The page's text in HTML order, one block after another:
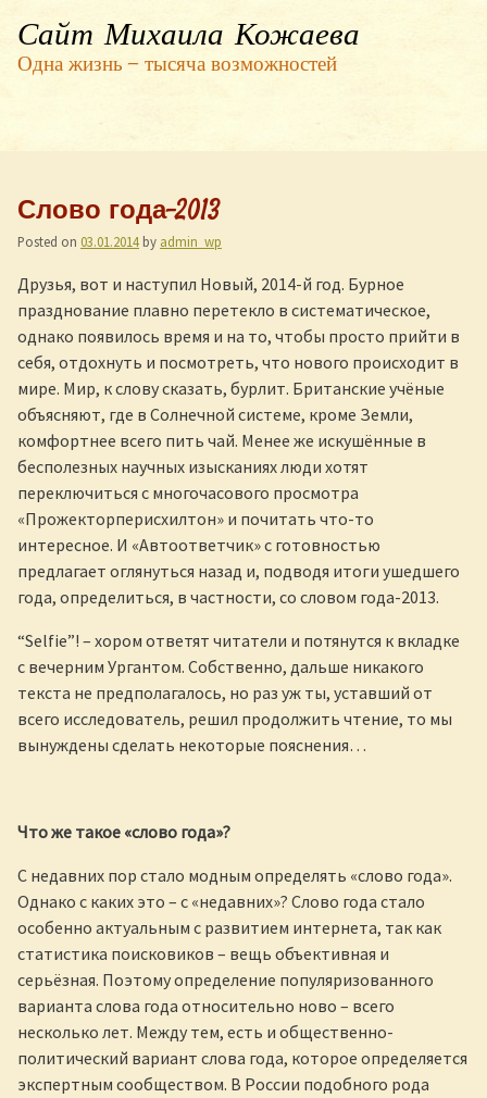
Сайт Михаила Кожаева
Одна жизнь — тысяча возможностей
Слово года-2013
Posted on 03.01.2014 by admin_wp
Друзья, вот и наступил Новый, 2014-й год. Бурное
празднование плавно перетекло в систематическое,
однако появилось время и на то, чтобы просто прийти в
себя, отдохнуть и посмотреть, что нового происходит в
мире. Мир, к слову сказать, бурлит. Британские учёные
объясняют, где в Солнечной системе, кроме Земли,
комфортнее всего пить чай. Менее же искушённые в
бесполезных научных изысканиях люди хотят
переключиться с многочасового просмотра
«Прожекторперисхилтон» и почитать что-то
интересное. И «Автоответчик» с готовностью
предлагает оглянуться назад и, подводя итоги ушедшего
года, определиться, в частности, со словом года-2013.
“Selfie”! – хором ответят читатели и потянутся к вкладке
с вечерним Ургантом. Собственно, дальше никакого
текста не предполагалось, но раз уж ты, уставший от
всего исследователь, решил продолжить чтение, то мы
вынуждены сделать некоторые пояснения…
Что же такое «слово года»?
С недавних пор стало модным определять «слово года».
Однако с каких это – с «недавних»? Слово года стало
особенно актуальным с развитием интернета, так как
статистика поисковиков – вещь объективная и
серьёзная. Поэтому определение популяризованного
варианта слова года относительно ново – всего
несколько лет. Между тем, есть и общественно-
политический вариант слова года, которое определяется
экспертным сообществом. В России подобного рода